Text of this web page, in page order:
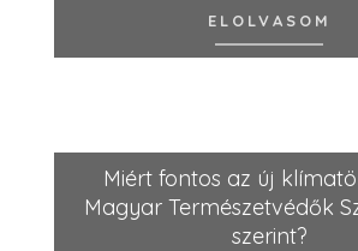
ELOLVASOM
Miért fontos az új
Magyar Természetvédők
szerint?